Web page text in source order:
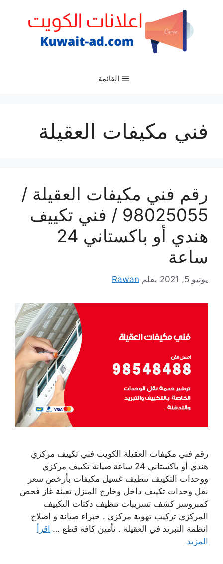
القائمة
فني مكيفات العقيلة
رقم فني مكيفات العقيلة /
98025055 / فني تكييف
هندي أو باكستاني 24
ساعة
يونيو 5, 2021 بقلم Rawan
رقم فني مكيفات العقيلة الكويت فني تكييف مركزي
هندي أو باكستاني 24 ساعة صيانة تكييف مركزي
ووحدات التكييف تنظيف غسيل مكيفات بأرخص سعر
نقل وحدات تكييف داخل وخارج المنزل تعبئة غاز فحص
كمبروسر كشف تسريبات تنظيف دكتات التكييف
المركزي تركيب تهوية مركزي . خبراء صيانة و اصلاح
انظمة التبريد في العقيلة . تأمين كافة قطع … اقرأ
المزيد